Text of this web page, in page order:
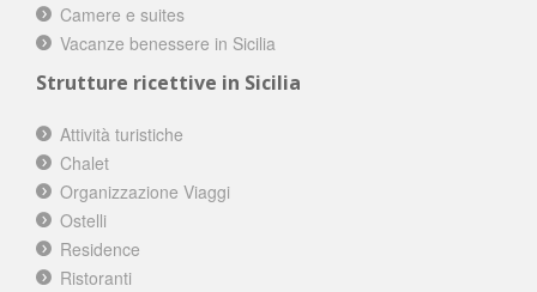
Camere e suites
Vacanze benessere in Sicilia
Strutture ricettive in Sicilia
Attività turistiche
Chalet
Organizzazione Viaggi
Ostelli
Residence
Ristoranti